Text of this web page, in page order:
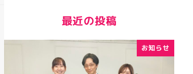
最近の投稿
お知らせ